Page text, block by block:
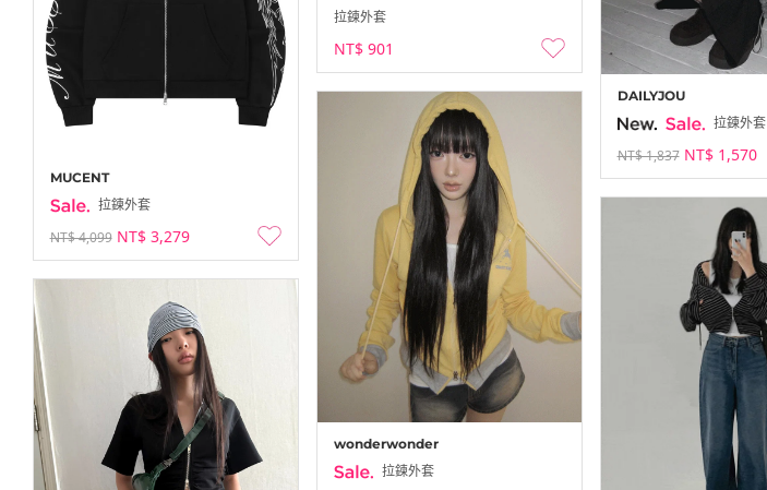
拉鍊外套
NT$ 901
DAILYJOU
拉鍊外套
NT$ 1,837 NT$ 1,570
MUCENT
拉鍊外套
NT$ 4,099 NT$ 3,279
wonderwonder
拉鍊外套